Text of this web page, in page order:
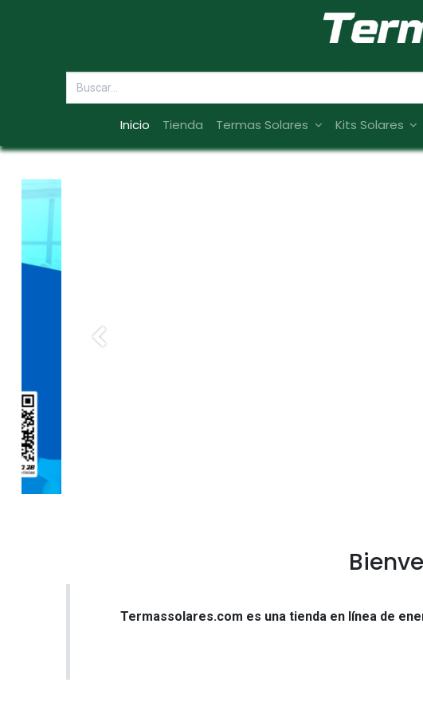
Inicio Tienda Termas Solares Kits Solares
Anterior
Termassolares.com es una tienda en línea de